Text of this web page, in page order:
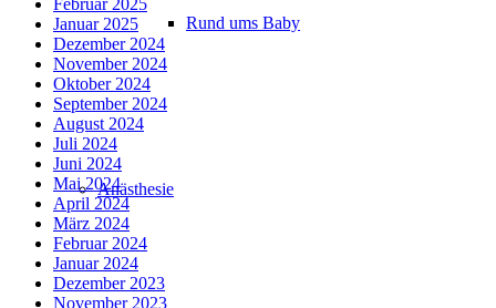
Rund ums Baby
Anästhesie
Februar 2025
Januar 2025
Dezember 2024
November 2024
Oktober 2024
September 2024
August 2024
Juli 2024
Juni 2024
Mai 2024
April 2024
März 2024
Februar 2024
Januar 2024
Dezember 2023
November 2023